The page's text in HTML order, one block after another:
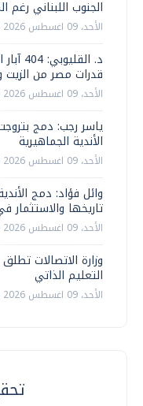
الجنوب اللبناني رغم
الأحد، 09 اغسطس 2026 07:24 ص
د.
قدرات مصر من الزيت
الأحد، 09 اغسطس 2026 07:20 ص
ياسر رجب: دمج
الأندية الجماهيرية
الأحد، 09 اغسطس 2026 07:16 ص
وائل فؤاد: دمج
تاريخها والاستثمار
الأحد، 09 اغسطس 2026 07:09 ص
وزارة الاتصالات
التعليم الذاتي
الأحد، 09 اغسطس 2026 07:04 ص